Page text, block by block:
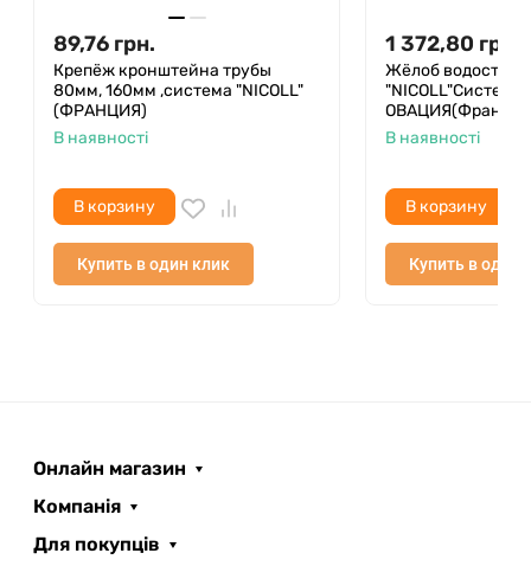
89,76 грн.
Крепёж кронштейна трубы
80мм, 160мм ,система "NICOLL"
(ФРАНЦИЯ)
В наявності
В корзину
Купить в один клик
1 372,80 грн.
Жёлоб
"NICOLL"Система
В наявності
В корзину
Купить в один
Онлайн магазин
Компанія
Для покупців